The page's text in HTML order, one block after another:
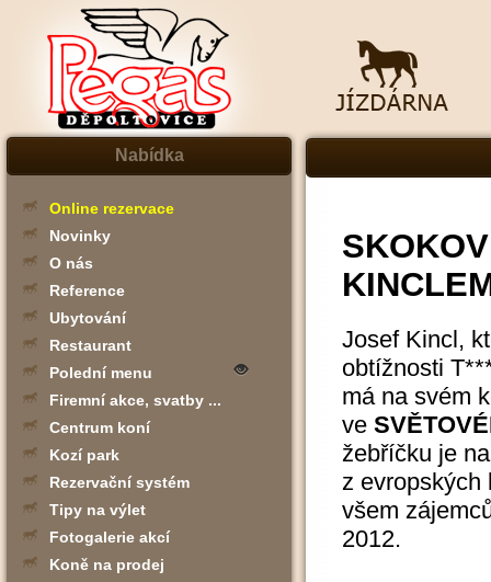
Nabídka
Online rezervace
Novinky
O nás
Reference
Ubytování
Restaurant
Polední menu
Firemní akce, svatby ...
Centrum koní
Kozí park
Rezervační systém
Tipy na výlet
Fotogalerie akcí
Koně na prodej
Josef Kincl,
obtížnosti
má na svém
ve
žebříčku je
z evropských
všem
2012.